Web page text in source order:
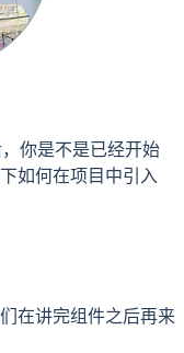
你是不是已经开始
如何在项目中引入
在讲完组件之后再来